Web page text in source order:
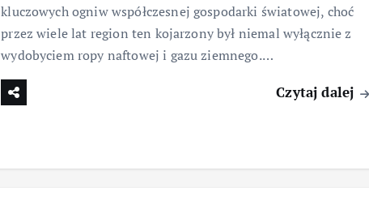
kluczowych ogniw współczesnej gospodarki światowej, choć
przez wiele lat region ten kojarzony był niemal wyłącznie z
wydobyciem ropy naftowej i gazu ziemnego.…
Czytaj dalej